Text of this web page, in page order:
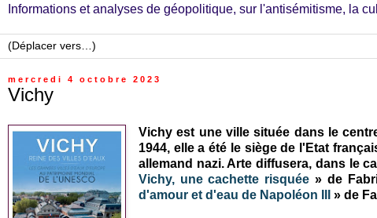
Informations et analyses de géopolitique, sur l'antisémitisme, la
mercredi 4 octobre 2023
Vichy
Vichy est une ville située dans le
1944, elle a été le siège de l'Etat
allemand nazi. Arte diffusera, dans le
Vichy, une cachette risquée » de
d'amour et d'eau de Napoléon III
» de